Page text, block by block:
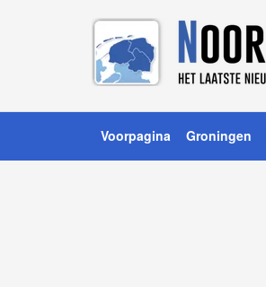
Voorpagina Groningen